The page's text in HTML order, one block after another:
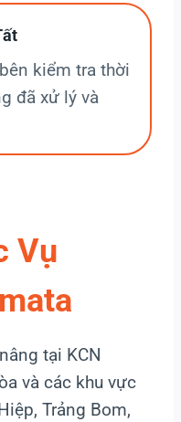
kiểm tra thời
đã xử lý và
Vụ
tại KCN
và các khu vực
Trảng Bom,